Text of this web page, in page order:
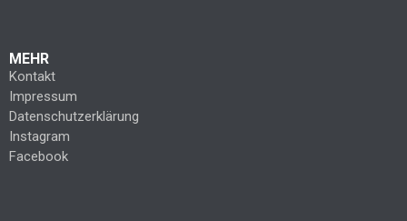
MEHR
Kontakt
Impressum
Datenschutzerklärung
Instagram
Facebook